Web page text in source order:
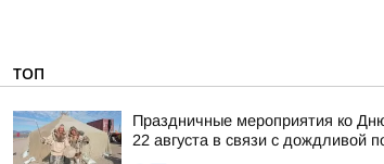
ТОП
Праздничные мероприятия ко
22 августа в связи с дождливой